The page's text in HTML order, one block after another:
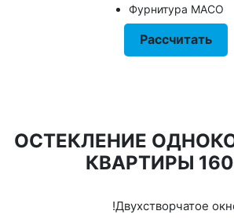
Фурнитура MACO
Рассчитать
ОСТЕКЛЕНИЕ
КВАРТИРЫ
!Двухстворчатое